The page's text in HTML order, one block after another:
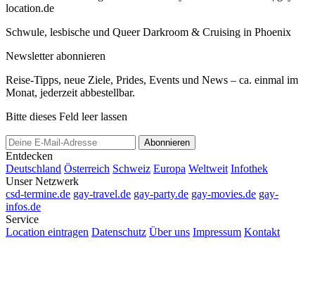
location.de
Schwule, lesbische und Queer Darkroom & Cruising in Phoenix
Newsletter abonnieren
Reise-Tipps, neue Ziele, Prides, Events und News – ca. einmal im
Monat, jederzeit abbestellbar.
Bitte dieses Feld leer lassen
Abonnieren
Entdecken
Deutschland Österreich Schweiz Europa Weltweit Infothek
Unser Netzwerk
csd-termine.de gay-travel.de gay-party.de gay-movies.de gay-
infos.de
Service
Location eintragen Datenschutz Über uns Impressum Kontakt